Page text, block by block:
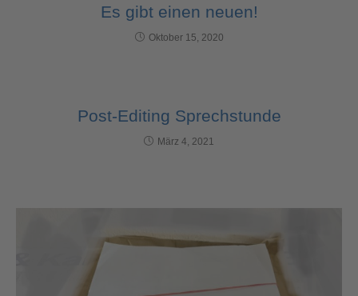
Es gibt einen neuen!
Oktober 15, 2020
Post-Editing Sprechstunde
März 4, 2021